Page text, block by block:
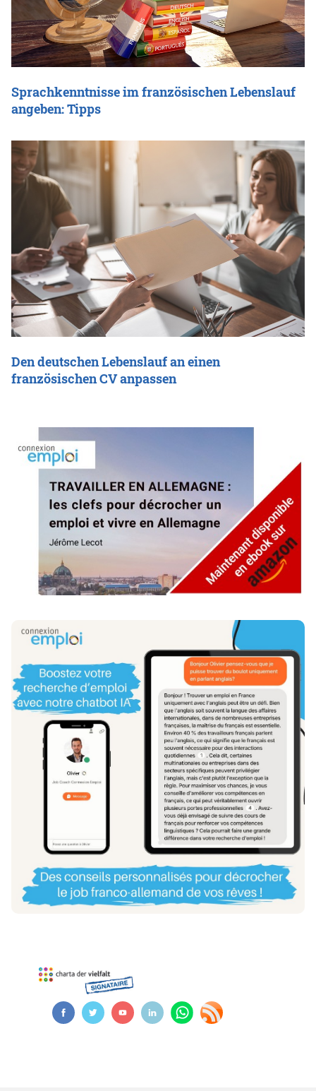
Sprachkenntnisse im französischen Lebenslauf
angeben: Tipps
Den deutschen Lebenslauf an einen
französischen CV anpassen